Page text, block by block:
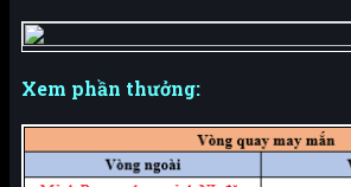
Xem phần thưởng: